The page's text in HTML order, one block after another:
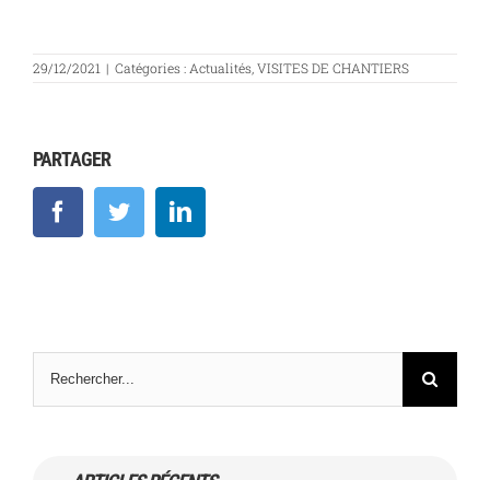
PARTAGER
FacebookTwitterLinkedIn